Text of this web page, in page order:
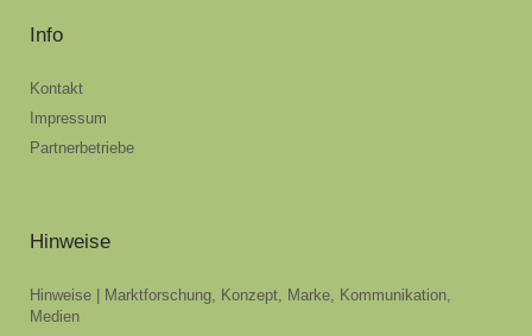
Info
Kontakt
Impressum
Partnerbetriebe
Hinweise
Hinweise | Marktforschung, Konzept, Marke, Kommunikation,
Medien